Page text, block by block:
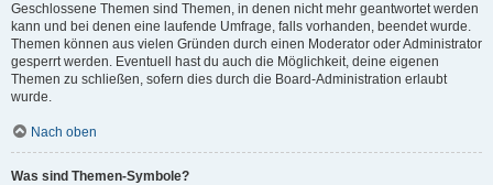
Geschlossene Themen sind Themen, in denen nicht mehr geantwortet werden
kann und bei denen eine laufende Umfrage, falls vorhanden, beendet wurde.
Themen können aus vielen Gründen durch einen Moderator oder Administrator
gesperrt werden. Eventuell hast du auch die Möglichkeit, deine eigenen
Themen zu schließen, sofern dies durch die Board-Administration erlaubt
wurde.
Nach oben
Was sind Themen-Symbole?